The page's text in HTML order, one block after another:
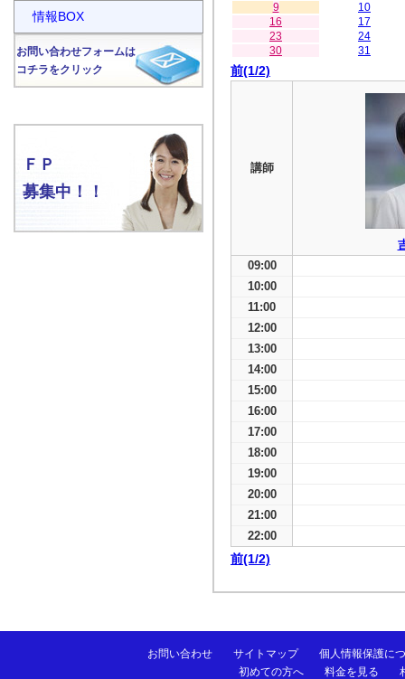
9
10
16
17
23
24
30
31
前(1/2)
講師
09:00
10:00
11:00
12:00
13:00
14:00
15:00
16:00
17:00
18:00
19:00
20:00
21:00
22:00
前(1/2)
情報BOX
お問い合わせフォームは
コチラをクリック
ＦＰ
募集中！！
お問い合わせ サイトマップ
個人情報保護に
初めての方へ
料金を見る